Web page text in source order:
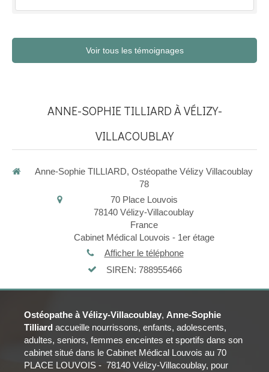
Voir tous les témoignages
ANNE-SOPHIE TILLIARD À VÉLIZY-
VILLACOUBLAY
Anne-Sophie TILLIARD, Ostéopathe Vélizy Villacoublay
78
70 Place Louvois
78140 Vélizy-Villacoublay
France
Cabinet Médical Louvois - 1er étage
Afficher le téléphone
SIREN: 788955466
Ostéopathe à Vélizy-Villacoublay, Anne-Sophie
Tilliard accueille nourrissons, enfants, adolescents,
adultes, seniors, femmes enceintes et sportifs dans son
cabinet situé dans le Cabinet Médical Louvois au 70
PLACE LOUVOIS - 78140 Vélizy-Villacoublay, pour